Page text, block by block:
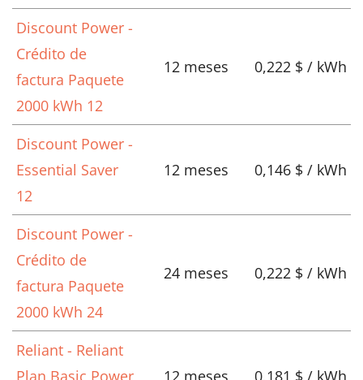
Discount Power -
Crédito de
factura Paquete
2000 kWh 12
12 meses 0,222 $ / kWh
Discount Power -
Essential Saver
12
12 meses 0,146 $ / kWh
Discount Power -
Crédito de
factura Paquete
2000 kWh 24
24 meses 0,222 $ / kWh
Reliant - Reliant
Plan Basic Power
12 meses 0,181 $ / kWh